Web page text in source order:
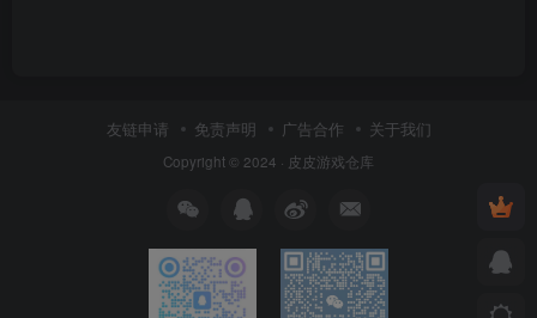
友链申请 免责声明 广告合作 关于我们
Copyright © 2024 · 皮皮游戏仓库